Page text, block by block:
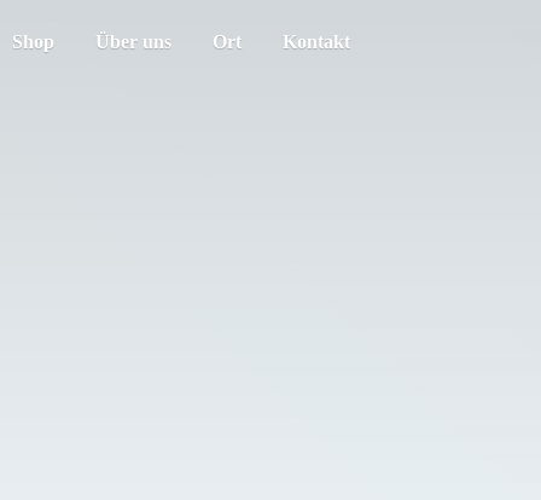
Shop Über uns Ort Kontakt